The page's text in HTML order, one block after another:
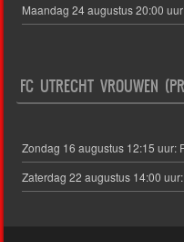
Maandag 24 augustus 20:00
FC UTRECHT VROUWEN
Zondag 16 augustus 12:15 uur:
Zaterdag 22 augustus 14:00